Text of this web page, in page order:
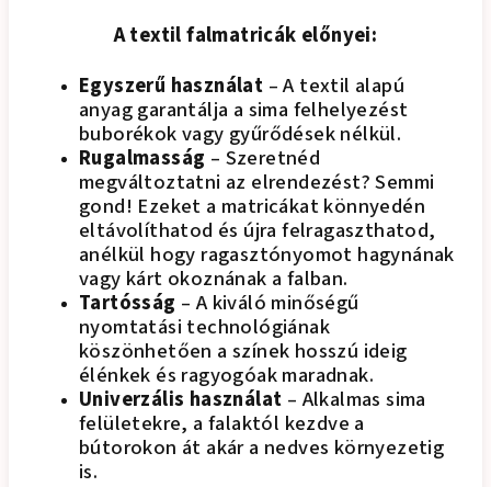
A textil falmatricák előnyei:
Egyszerű használat – A textil alapú
anyag garantálja a sima felhelyezést
buborékok vagy gyűrődések nélkül.
Rugalmasság – Szeretnéd
megváltoztatni az elrendezést? Semmi
gond! Ezeket a matricákat könnyedén
eltávolíthatod és újra felragaszthatod,
anélkül hogy ragasztónyomot hagynának
vagy kárt okoznának a falban.
Tartósság – A kiváló minőségű
nyomtatási technológiának
köszönhetően a színek hosszú ideig
élénkek és ragyogóak maradnak.
Univerzális használat – Alkalmas sima
felületekre, a falaktól kezdve a
bútorokon át akár a nedves környezetig
is.